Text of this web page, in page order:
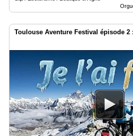
Toulouse Aventure Festival épisode 2